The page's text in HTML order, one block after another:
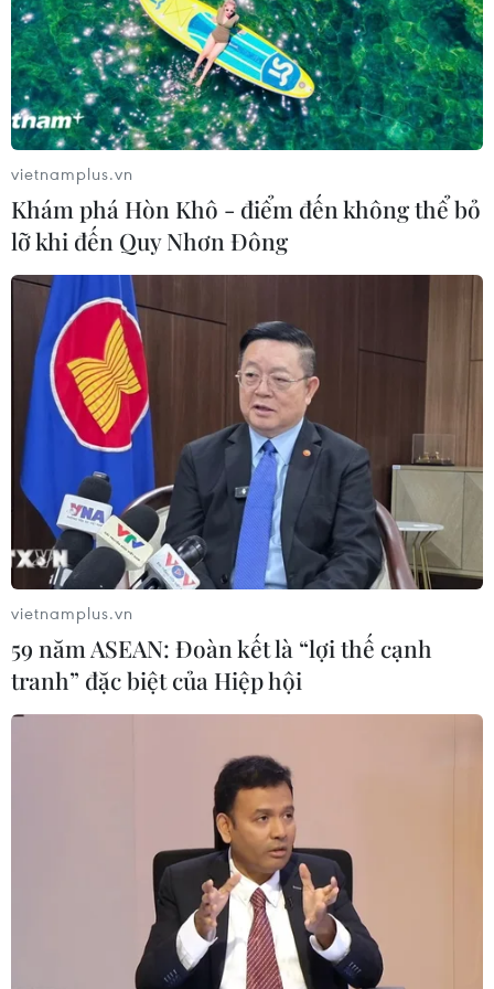
24/07/2026 01:47
Điện mừng kỷ niệm lần thứ 74 Ngày
Quốc khánh Cộng hòa Arab Ai Cập
Thảm sát ở Tây Bắc Nigeria, ít nhất
24 người đã thiệt mạng
23/07/2026 22:47
Dịch tả bùng phát nghiêm trọng tại
Nigeria, hàng trăm người tử vong
23/07/2026 07:23
Dịch Ebola: Số ca tử vong ở châu Phi
tăng lên hơn 1.000 người
22/07/2026 22:56
Tỷ phú Bill Gates nhấn mạnh tầm
quan trọng của đầu tư vào con người
Xem thêm
vietnamplus.vn
Khám phá Hòn Khô - điểm đến không thể bỏ
lỡ khi đến Quy Nhơn Đông
vietnamplus.vn
59 năm ASEAN: Đoàn kết là “lợi thế cạnh
tranh” đặc biệt của Hiệp hội